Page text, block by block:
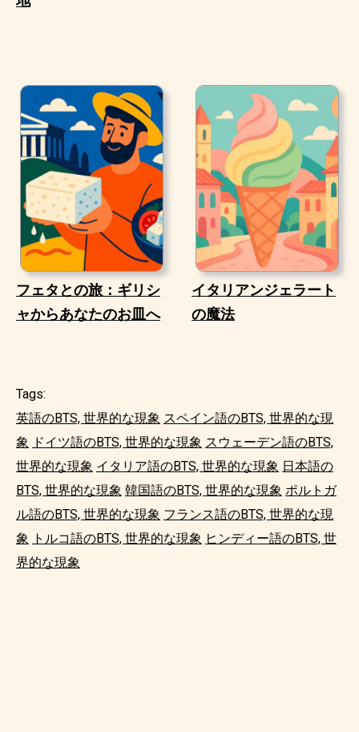
フェタとの旅：ギリシ
ャからあなたのお皿へ
イタリアンジェラート
の魔法
Tags:
英語のBTS, 世界的な現象 スペイン語のBTS, 世界的な現
象 ドイツ語のBTS, 世界的な現象 スウェーデン語のBTS,
世界的な現象 イタリア語のBTS, 世界的な現象 日本語の
BTS, 世界的な現象 韓国語のBTS, 世界的な現象 ポルトガ
ル語のBTS, 世界的な現象 フランス語のBTS, 世界的な現
象 トルコ語のBTS, 世界的な現象 ヒンディー語のBTS, 世
界的な現象